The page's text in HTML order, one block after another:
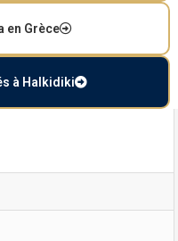
en Grèce
à Halkidiki